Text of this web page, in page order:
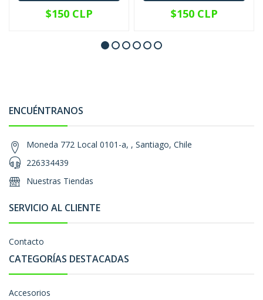
$150 CLP $150 CLP
ENCUÉNTRANOS
Moneda 772 Local 0101-a, , Santiago, Chile
226334439
Nuestras Tiendas
SERVICIO AL CLIENTE
Contacto
CATEGORÍAS DESTACADAS
Accesorios